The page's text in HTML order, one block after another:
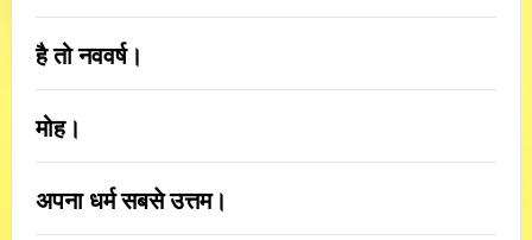
है तो नववर्ष।
मोह।
अपना धर्म सबसे उत्तम।